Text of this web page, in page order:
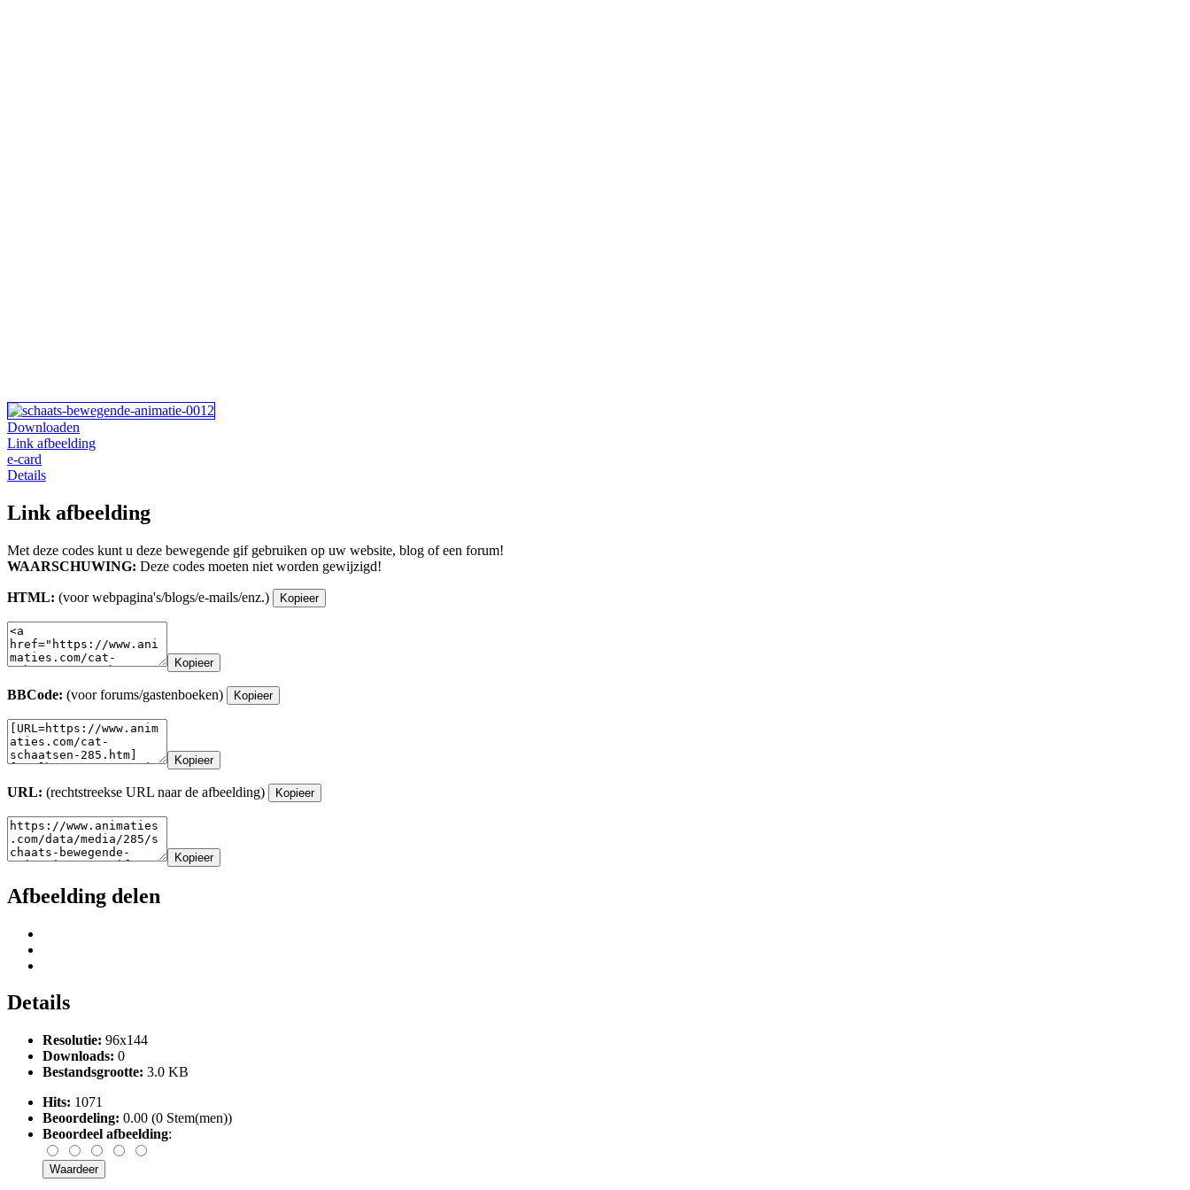
Downloaden
Link afbeelding
e-card
Details
Link afbeelding
Met deze codes kunt u deze bewegende gif gebruiken op uw website, blog of een forum!
WAARSCHUWING: Deze codes moeten niet worden gewijzigd!
HTML: (voor webpagina's/blogs/e-mails/enz.) Kopieer
Kopieer
BBCode: (voor forums/gastenboeken) Kopieer
Kopieer
URL: (rechtstreekse URL naar de afbeelding) Kopieer
Kopieer
Afbeelding delen
Details
Resolutie: 96x144
Downloads: 0
Bestandsgrootte: 3.0 KB
Hits: 1071
Beoordeling: 0.00 (0 Stem(men))
Beoordeel afbeelding: